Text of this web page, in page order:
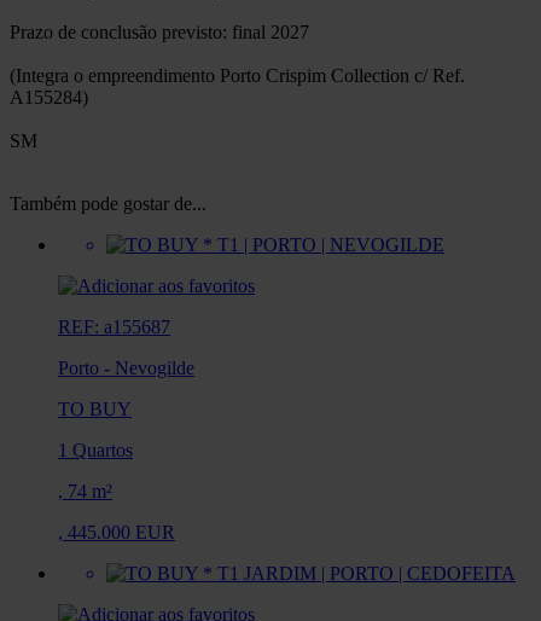
Prazo de conclusão previsto: final 2027
(Integra o empreendimento Porto Crispim Collection c/ Ref.
A155284)
SM
Também pode gostar de...
REF: a155687
Porto - Nevogilde
TO BUY
1 Quartos
, 74 m²
, 445.000 EUR